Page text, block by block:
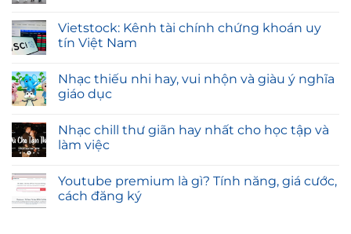
Vietstock: Kênh tài chính chứng khoán uy
tín Việt Nam
Nhạc thiếu nhi hay, vui nhộn và giàu ý nghĩa
giáo dục
Nhạc chill thư giãn hay nhất cho học tập và
làm việc
Youtube premium là gì? Tính năng, giá cước,
cách đăng ký